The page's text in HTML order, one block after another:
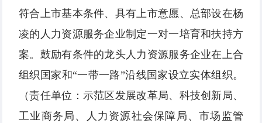
符合上市基本条件、具有上市意愿、总部设在杨
凌的人力资源服务企业制定一对一培育和扶持方
案。鼓励有条件的龙头人力资源服务企业在上合
组织国家和“一带一路”沿线国家设立实体组织。
（责任单位：示范区发展改革局、科技创新局、
工业商务局、人力资源社会保障局、市场监管